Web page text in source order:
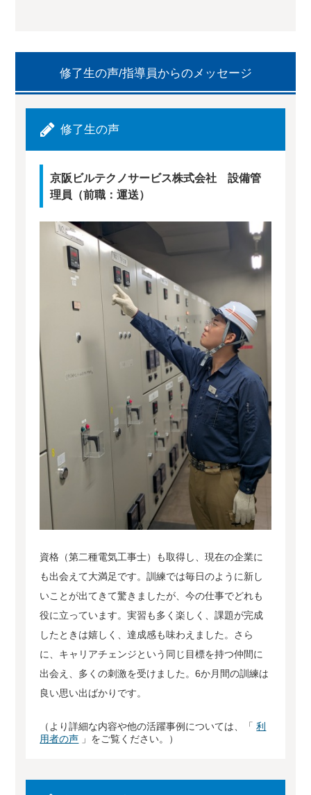
修了生の声/指導員からのメッセージ
修了生の声
京阪ビルテクノサービス株式会社 設備管
理員（前職：運送）
資格（第二種電気工事士）も取得し、現在の企業に
も出会えて大満足です。訓練では毎日のように新し
いことが出てきて驚きましたが、今の仕事でどれも
役に立っています。実習も多く楽しく、課題が完成
したときは嬉しく、達成感も味わえました。さら
に、キャリアチェンジという同じ目標を持つ仲間に
出会え、多くの刺激を受けました。6か月間の訓練は
良い思い出ばかりです。
（より詳細な内容や他の活躍事例については、「 利
用者の声 」をご覧ください。）